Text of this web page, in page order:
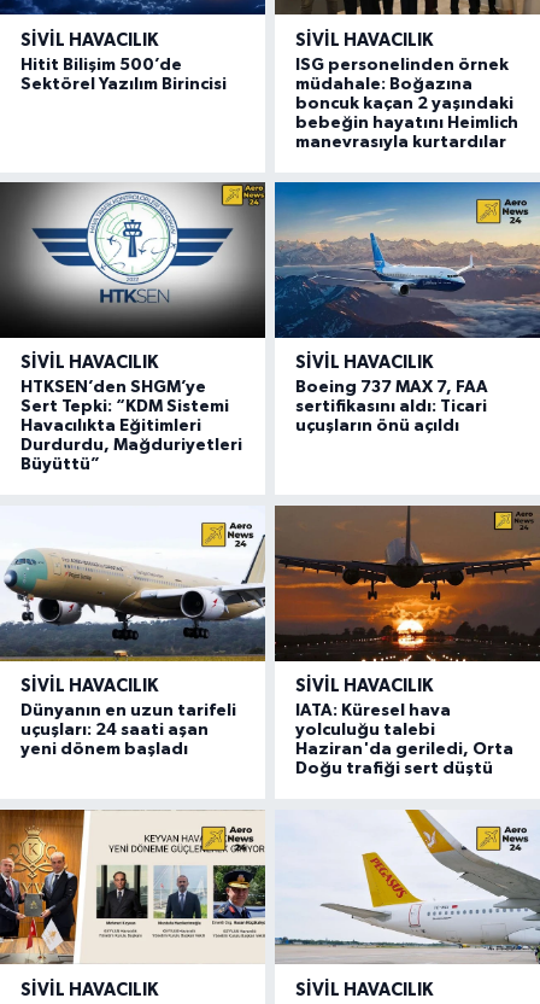
SIVIL HAVACILIK
Hitit Bilişim 500’de
Sektörel Yazılım Birincisi
SIVIL HAVACILIK
ISG personelinden örnek
müdahale: Boğazına
boncuk kaçan 2 yaşındaki
bebeğin hayatını Heimlich
manevrasıyla kurtardılar
SIVIL HAVACILIK
HTKSEN’den SHGM’ye
Sert Tepki: “KDM Sistemi
Havacılıkta Eğitimleri
Durdurdu, Mağduriyetleri
Büyüttü”
SIVIL HAVACILIK
Boeing 737 MAX 7, FAA
sertifikasını aldı: Ticari
uçuşların önü açıldı
SIVIL HAVACILIK
Dünyanın en uzun tarifeli
uçuşları: 24 saati aşan
yeni dönem başladı
SIVIL HAVACILIK
IATA: Küresel hava
yolculuğu talebi
Haziran'da geriledi, Orta
Doğu trafiği sert düştü
SIVIL HAVACILIK SIVIL HAVACILIK